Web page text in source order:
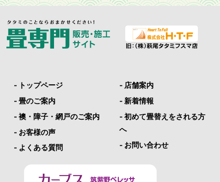
- トップページ
- 畳のご案内
- 襖・障子・網戸のご案内
- お客様の声
- よくある質問
- 店舗案内
- 新着情報
- 初めて畳替えをされる方
へ
- お問い合わせ